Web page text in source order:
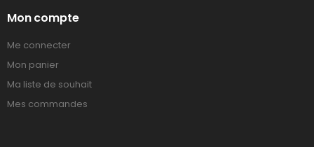
Mon compte
Me connecter
Mon panier
Ma liste de souhait
Mes commandes